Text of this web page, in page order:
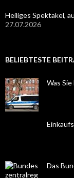
Heiliges Spektakel,
27.07.2026
BELIEBTESTE
Was
Das